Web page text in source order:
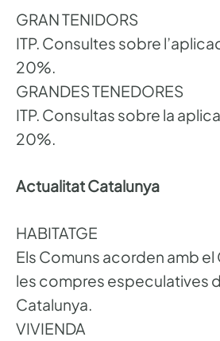
GRAN TENIDORS
ITP. Consultes sobre
20%.
GRANDES TENEDORES
ITP. Consultas sobre la
20%.
Actualitat Catalunya
HABITATGE
Els Comuns acorden amb
les compres especulatives
Catalunya.
VIVIENDA